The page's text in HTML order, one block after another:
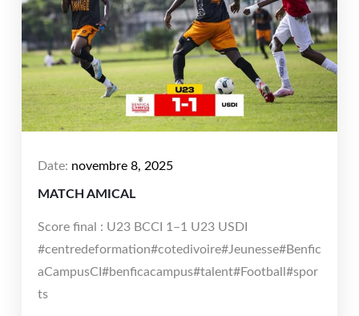
Date: novembre 8, 2025
MATCH AMICAL
Score final : U23 BCCI 1–1 U23 USDI
#centredeformation#cotedivoire#Jeunesse#Benfic
aCampusCI#benficacampus#talent#Football#spor
ts